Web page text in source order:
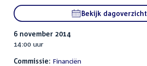
Bekijk dagoverzicht
6 november 2014
14:00 uur
Commissie: Financiën